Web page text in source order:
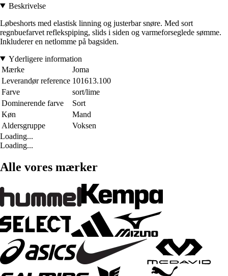
Beskrivelse
Løbeshorts med elastisk linning og justerbar snøre. Med sort
regnbuefarvet reflekspiping, slids i siden og varmeforseglede sømme.
Inkluderer en netlomme på bagsiden.
Yderligere information
Mærke
Joma
Leverandør reference 101613.100
Farve
sort/lime
Dominerende farve
Sort
Køn
Mand
Aldersgruppe
Voksen
Loading...
Loading...
Alle vores mærker